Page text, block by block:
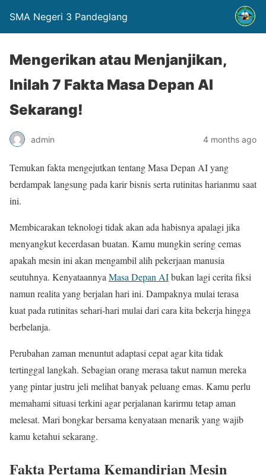
SMA Negeri 3 Pandeglang
Mengerikan atau Menjanjikan,
Inilah 7 Fakta Masa Depan AI
Sekarang!
admin 4 months ago
Temukan fakta mengejutkan tentang Masa Depan AI yang
berdampak langsung pada karir bisnis serta rutinitas harianmu saat
ini.
Membicarakan teknologi tidak akan ada habisnya apalagi jika
menyangkut kecerdasan buatan. Kamu mungkin sering cemas
apakah mesin ini akan mengambil alih pekerjaan manusia
seutuhnya. Kenyataannya Masa Depan AIbukan lagi cerita fiksi
namun realita yang berjalan hari ini. Dampaknya mulai terasa
kuat pada rutinitas sehari-hari mulai dari cara kita bekerja hingga
berbelanja.
Perubahan zaman menuntut adaptasi cepat agar kita tidak
tertinggal langkah. Sebagian orang merasa takut namun mereka
yang pintar justru jeli melihat banyak peluang emas. Kamu perlu
memahami situasi terkini agar perjalanan karirmu tetap aman
melesat. Mari bongkar bersama kenyataan menarik yang wajib
kamu ketahui sekarang.
Fakta Pertama Kemandirian Mesin